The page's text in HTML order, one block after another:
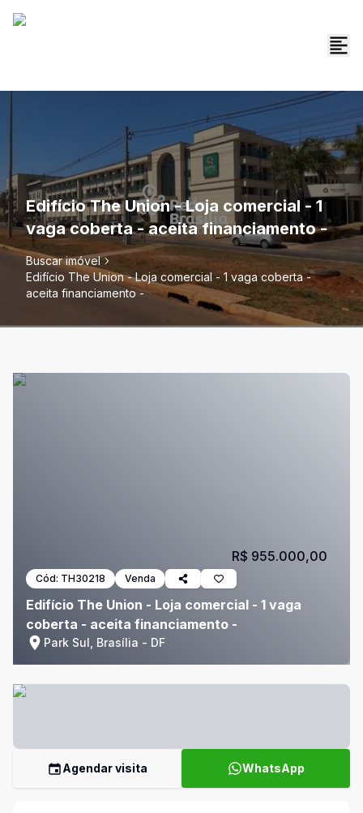
Edifício The Union - Loja comercial - 1
vaga coberta - aceita financiamento -
Buscar imóvel
Edifício The Union - Loja comercial - 1 vaga coberta -
aceita financiamento -
Cód: TH30218 Venda
Edifício The Union - Loja comercial - 1 vaga
coberta - aceita financiamento -
Park Sul, Brasília - DF
R$ 955.000,00
Agendar visita WhatsApp